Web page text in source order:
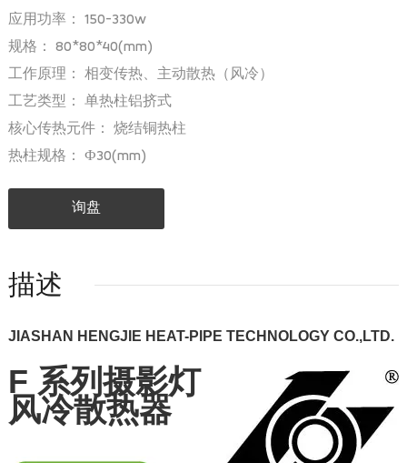
应用功率： 150-330w
规格： 80*80*40(mm)
工作原理： 相变传热、主动散热（风冷）
工艺类型： 单热柱铝挤式
核心传热元件： 烧结铜热柱
热柱规格： Ф30(mm)
询盘
描述
JIASHAN HENGJIE HEAT-PIPE TECHNOLOGY CO.,LTD.
F 系列摄影灯
风冷散热器